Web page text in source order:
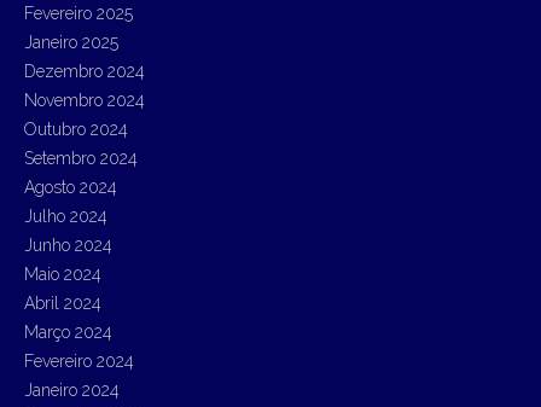
Fevereiro 2025
Janeiro 2025
Dezembro 2024
Novembro 2024
Outubro 2024
Setembro 2024
Agosto 2024
Julho 2024
Junho 2024
Maio 2024
Abril 2024
Março 2024
Fevereiro 2024
Janeiro 2024